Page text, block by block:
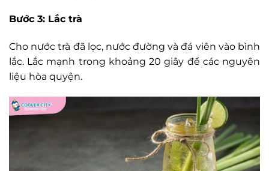
Bước 3: Lắc trà
Cho nước trà đã lọc, nước đường và đá viên vào bình
lắc. Lắc mạnh trong khoảng 20 giây để các nguyên
liệu hòa quyện.